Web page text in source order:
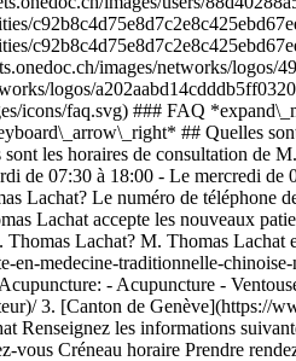
images/networks/
logos/
icons/faq.svg) ### FAQ
## Quelles
les horaires de consultation de
de 07:30 à 18:00 - Le mercredi
Lachat? Le numéro de
Lachat accepte les nouveaux
Thomas Lachat? M. Thomas
en-medecine-traditionnelle-
- Acupuncture -